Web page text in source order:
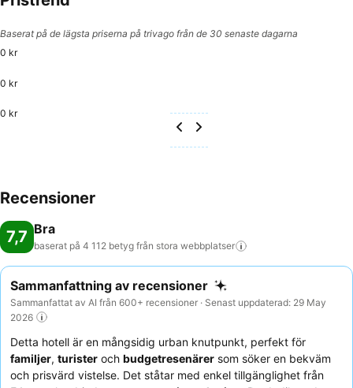
Baserat på de lägsta priserna på trivago från de 30 senaste dagarna
0 kr
0 kr
0 kr
Recensioner
7,7 Bra
baserat på 4 112 betyg från stora webbplatser
Sammanfattning av recensioner
Sammanfattat av AI från 600+ recensioner · Senast uppdaterad: 29 May
2026
Detta hotell är en mångsidig urban knutpunkt, perfekt för
familjer, turister och budgetresenärer som söker en bekväm
och prisvärd vistelse. Det ståtar med enkel tillgänglighet från